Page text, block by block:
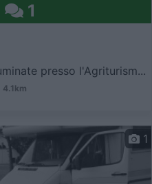
1
presso l'Agriturism...
4.1km
1